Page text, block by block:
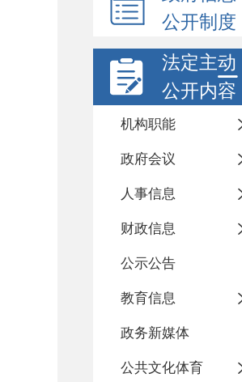
公开制度
法定主动
公开内容
机构职能
政府会议
人事信息
财政信息
公示公告
教育信息
政务新媒体
公共文化体育